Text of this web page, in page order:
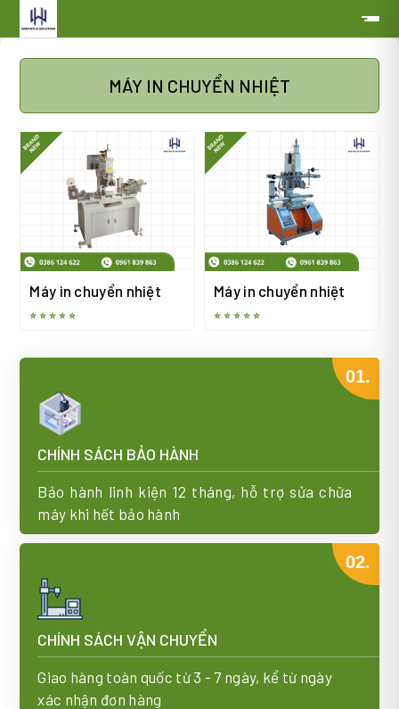
MÁY IN CHUYỂN NHIỆT
Máy in chuyển nhiệt
⭐ ⭐ ⭐ ⭐ ⭐
Máy in chuyển nhiệt
⭐ ⭐ ⭐ ⭐ ⭐
01.
CHÍNH SÁCH BẢO HÀNH
Bảo hành linh kiện 12 tháng, hỗ trợ sửa chữa
máy khi hết bảo hành
02.
CHÍNH SÁCH VẬN CHUYỂN
Giao hàng toàn quốc từ 3 - 7 ngày, kể từ ngày
xác nhận đơn hàng